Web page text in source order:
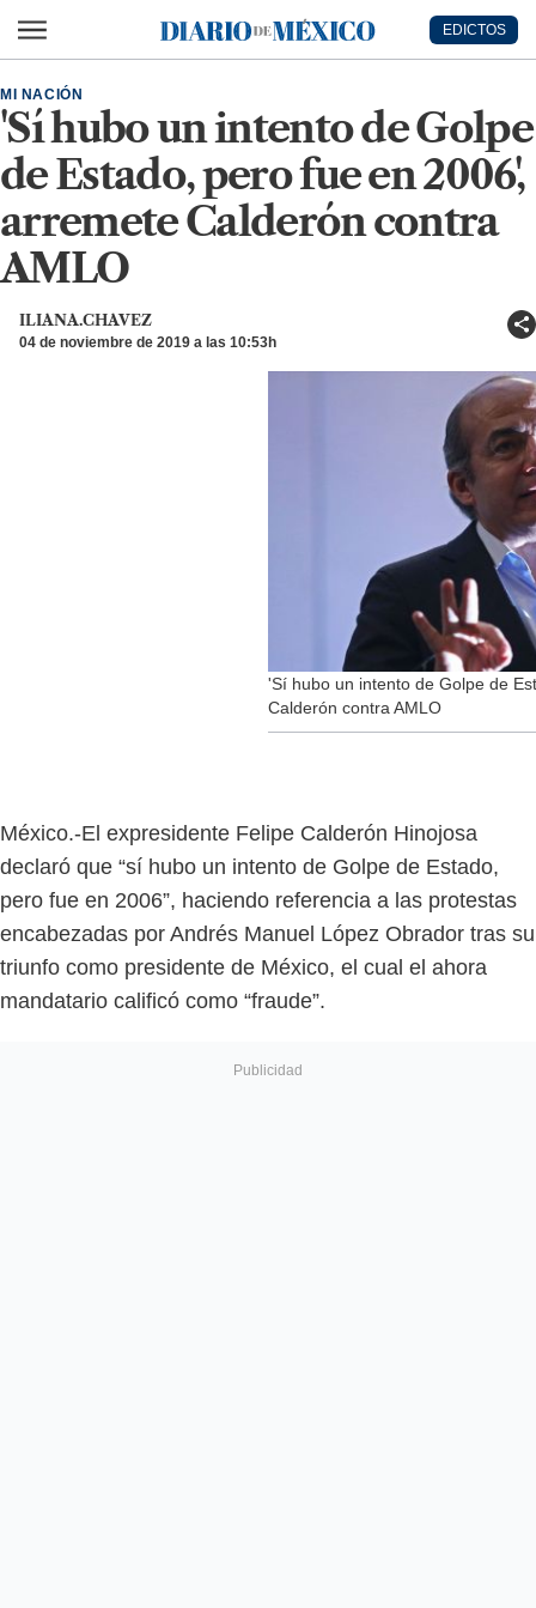
Diario de México
EDICTOS
'Sí hubo un intento de Golpe
de Estado, pero fue en 2006',
arremete Calderón contra
AMLO
MI NACIÓN
ILIANA.CHAVEZ
04 de noviembre de 2019 a las 10:53h
'Sí hubo un intento de Golpe de
Calderón contra AMLO
México.-El expresidente Felipe Calderón Hinojosa
declaró que “sí hubo un intento de Golpe de Estado,
pero fue en 2006”, haciendo referencia a las protestas
encabezadas por Andrés Manuel López Obrador tras su
triunfo como presidente de México, el cual el ahora
mandatario calificó como “fraude”.